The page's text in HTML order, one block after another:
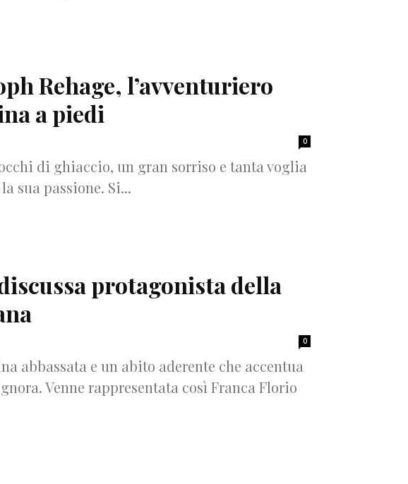
Rehage, l’avventuriero
a piedi
0
di ghiaccio, un gran sorriso e tanta voglia
sua passione. Si...
protagonista della
0
abbassata e un abito aderente che accentua
Venne rappresentata così Franca Florio